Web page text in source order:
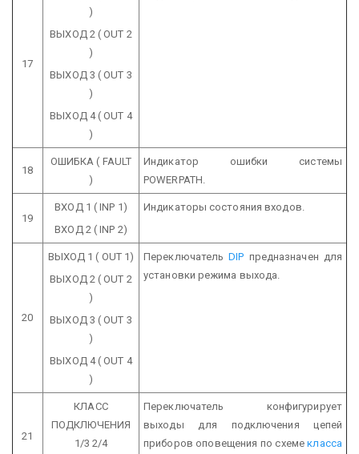
17
)
ВЫХОД 2 ( OUT 2
)
ВЫХОД 3 ( OUT 3
)
ВЫХОД 4( OUT 4
)
18
ОШИБКА ( FAULT
)
Индикатор ошибки системы
POWERPATH.
19
ВХОД 1 ( INP 1)
ВХОД 2 ( INP 2)
Индикаторы состояния входов.
20
ВЫХОД 1 ( OUT 1)
ВЫХОД 2 ( OUT 2
)
ВЫХОД 3 ( OUT 3
)
ВЫХОД 4( OUT 4
)
ПереключательDIP предназначен для
установки режима выхода.
21
КЛАСС
ПОДКЛЮЧЕНИЯ
1/3 2/4
Переключатель конфигурирует
выходы для подключения цепей
приборов оповещения по схемекласса